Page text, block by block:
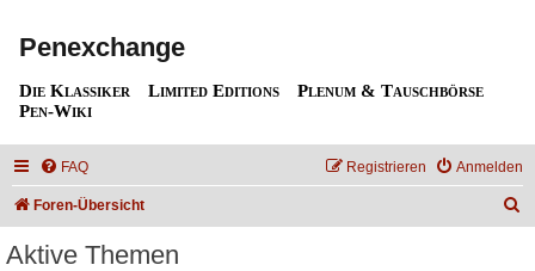
Penexchange
Die Klassiker Limited Editions
Plenum & Tauschbörse
Pen-Wiki
FAQ Anmelden
Registrieren
Foren-Übersicht
Aktive Themen